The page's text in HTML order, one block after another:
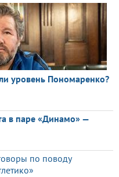
уровень Пономаренко?
в паре «Динамо» —
по поводу